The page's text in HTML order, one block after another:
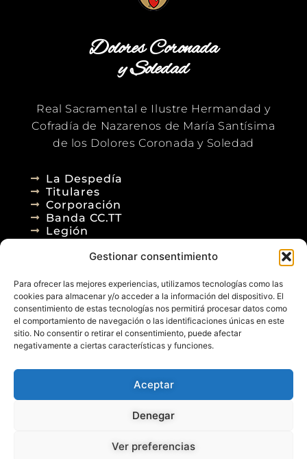
Gestionar consentimiento
Para ofrecer las mejores experiencias, utilizamos tecnologías como las
cookies para almacenar y/o acceder a la información del dispositivo. El
consentimiento de estas tecnologías nos permitirá procesar datos como
el comportamiento de navegación o las identificaciones únicas en este
sitio. No consentir o retirar el consentimiento, puede afectar
negativamente a ciertas características y funciones.
Aceptar
Denegar
Ver preferencias
Dolores Coronada
y Soledad
Real Sacramental e Ilustre Hermandad y
Cofradía de Nazarenos de María Santísima
de los Dolores Coronada y Soledad
La Despedía
Titulares
Corporación
Banda CC.TT
Legión
Agenda
Blog
Contacto
Política de Privacidad
Posicionamiento Web